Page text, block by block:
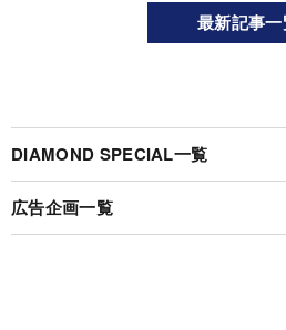
最新記事
DIAMOND SPECIAL一覧
広告企画一覧